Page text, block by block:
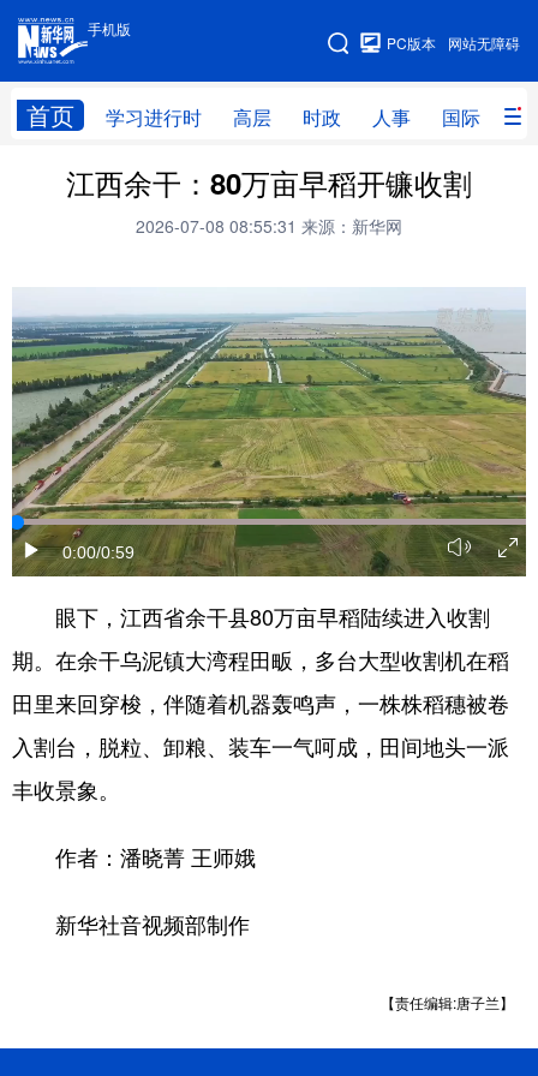
手机版
网站无障碍
PC版本
首页 学习进行时 高层 时政 人事 国际 财
手机版
网站地图
学习进行时 高层 时政 人事
财经 网评
台湾 全球连线 教育
科技 科创 量子 体育
文化 书画 健康 军事
访谈 视频 图片 政务
法律 中央文件 金融 汽车
食品 人居 信息化 数字经济
学术中国 乡村振兴 银龄 溯源中国
城市 旅游 能源 会展
公益 一带一路 亚太网 上市公司
文化产业
地方频道
北京 天津
江西余干：80万亩早稻开镰收割
2026-07-08 08:55:31 来源：新华网
0:00/0:59
眼下，江西省余干县80万亩早稻陆续进入收割
期。在余干乌泥镇大湾程田畈，多台大型收割机在稻
田里来回穿梭，伴随着机器轰鸣声，一株株稻穗被卷
入割台，脱粒、卸粮、装车一气呵成，田间地头一派
丰收景象。
作者：潘晓菁 王师娥
新华社音视频部制作
【责任编辑:唐子兰】